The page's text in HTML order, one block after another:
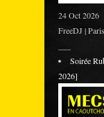
24 Oct 2026
FreeDJ | Paris
Soirée
2026]